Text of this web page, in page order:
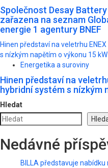
Společnost Desay
zařazena na seznam
energie 1 agentury BNEF
Hinen představí na veletrhu
s nízkým napětím o výkonu 15 kW
Energetika a suroviny
Hinen představí na
hybridní systém s nízkým
Hledat
Nedávné
BILLA představuje